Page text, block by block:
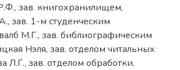
зав. книгохранилищем,
зав. 1-м студенческим
М.Г., зав. библиографическим
Нэля, зав. отделом читальных
Л.Г., зав. отделом обработки.